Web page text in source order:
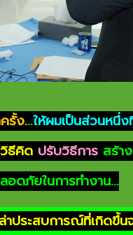
รั้ง...ให้ผมเป็นส่วนหนึ่ง
ธีคิด ปรับวิธีการสร้า
อดภัยในการทำงาน...
าประสบการณ์ที่เกิดขึ้น